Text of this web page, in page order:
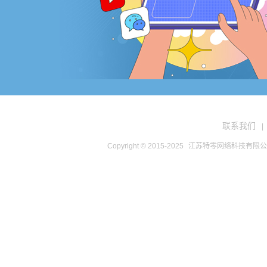
联系我们
Copyright © 2015-2025 江苏特零网络科技有限